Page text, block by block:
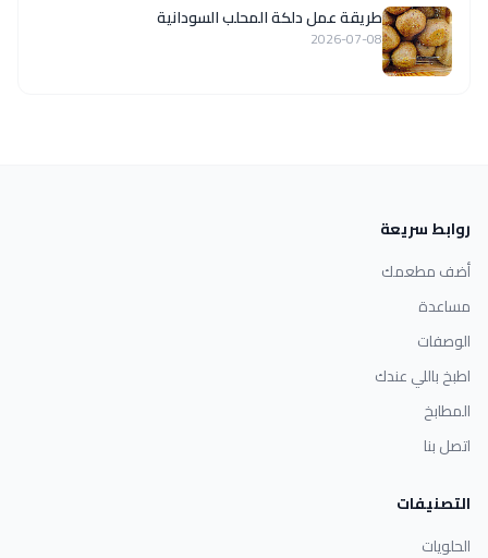
طريقة عمل دلكة المحلب السودانية
2026-07-08
روابط سريعة
أضف مطعمك
مساعدة
الوصفات
اطبخ باللي عندك
المطابخ
اتصل بنا
التصنيفات
الحلويات